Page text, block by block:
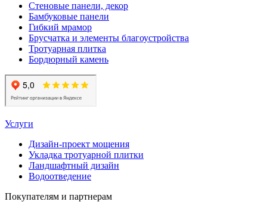
Стеновые панели, декор
Бамбуковые панели
Гибкий мрамор
Брусчатка и элементы благоустройства
Тротуарная плитка
Бордюрный камень
Услуги
Дизайн-проект мощения
Укладка тротуарной плитки
Ландшафтный дизайн
Водоотведение
Покупателям и партнерам